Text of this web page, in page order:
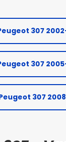
307
307
307